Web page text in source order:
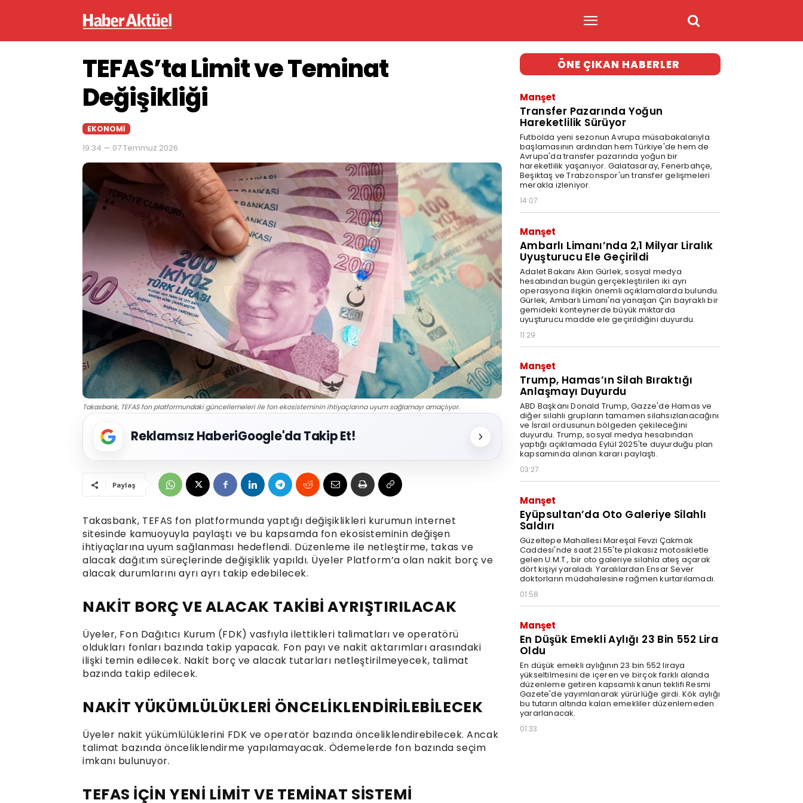
TEFAS’ta Limit ve Teminat
Değişikliği
EKONOMI
19:34 — 07 Temmuz 2026
Takasbank, TEFAS fon platformundaki güncellemeleri ile fon ekosisteminin ihtiyaçlarına uyum sağlamayı amaçlıyor.
Reklamsız HaberiGoogle'da Takip Et!
Paylaş
Takasbank, TEFAS fon platformunda yaptığı değişiklikleri kurumun internet
sitesinde kamuoyuyla paylaştı ve bu kapsamda fon ekosisteminin değişen
ihtiyaçlarına uyum sağlanması hedeflendi. Düzenleme ile netleştirme, takas ve
alacak dağıtım süreçlerinde değişiklik yapıldı. Üyeler Platform’a olan nakit borç ve
alacak durumlarını ayrı ayrı takip edebilecek.
NAKİT BORÇ VE ALACAK TAKİBİ AYRIŞTIRILACAK
Üyeler, Fon Dağıtıcı Kurum (FDK) vasfıyla ilettikleri talimatları ve operatörü
oldukları fonları bazında takip yapacak. Fon payı ve nakit aktarımları arasındaki
ilişki temin edilecek. Nakit borç ve alacak tutarları netleştirilmeyecek, talimat
bazında takip edilecek.
NAKİT YÜKÜMLÜLÜKLERİ ÖNCELİKLENDİRİLEBİLECEK
Üyeler nakit yükümlülüklerini FDK ve operatör bazında önceliklendirebilecek. Ancak
talimat bazında önceliklendirme yapılamayacak. Ödemelerde fon bazında seçim
imkanı bulunuyor.
TEFAS İÇİN YENİ LİMİT VE TEMİNAT SİSTEMİ
ÖNE ÇIKAN HABERLER
Manşet
Transfer Pazarında Yoğun
Hareketlilik Sürüyor
Futbolda yeni sezonun Avrupa müsabakalarıyla
başlamasının ardından hem Türkiye'de hem de
Avrupa'da transfer pazarında yoğun bir
hareketlilik yaşanıyor. Galatasaray, Fenerbahçe,
Beşiktaş ve Trabzonspor'un transfer gelişmeleri
merakla izleniyor.
14:07
Manşet
Ambarlı Limanı’nda 2,1 Milyar Liralık
Uyuşturucu Ele Geçirildi
Adalet Bakanı Akın Gürlek, sosyal medya
hesabından bugün gerçekleştirilen iki ayrı
operasyona ilişkin önemli açıklamalarda bulundu.
Gürlek, Ambarlı Limanı'na yanaşan Çin bayraklı bir
gemideki konteynerde büyük miktarda
uyuşturucu madde ele geçirildiğini duyurdu.
11:29
Manşet
Trump, Hamas’ın Silah Bıraktığı
Anlaşmayı Duyurdu
ABD Başkanı Donald Trump, Gazze'de Hamas ve
diğer silahlı grupların tamamen silahsızlanacağını
ve İsrail ordusunun bölgeden çekileceğini
duyurdu. Trump, sosyal medya hesabından
yaptığı açıklamada Eylül 2025'te duyurduğu plan
kapsamında alınan kararı paylaştı.
03:27
Manşet
Eyüpsultan’da Oto Galeriye Silahlı
Saldırı
Güzeltepe Mahallesi Mareşal Fevzi Çakmak
Caddesi'nde saat 21.55'te plakasız motosikletle
gelen U.M.T., bir oto galeriye silahla ateş açarak
dört kişiyi yaraladı. Yaralılardan Ensar Sever
doktorların müdahalesine rağmen kurtarılamadı.
01:58
Manşet
En Düşük Emekli Aylığı 23 Bin 552 Lira
Oldu
En düşük emekli aylığının 23 bin 552 liraya
yükseltilmesini de içeren ve birçok farklı alanda
düzenleme getiren kapsamlı kanun teklifi Resmi
Gazete'de yayımlanarak yürürlüğe girdi. Kök aylığı
bu tutarın altında kalan emekliler düzenlemeden
yararlanacak.
01:33